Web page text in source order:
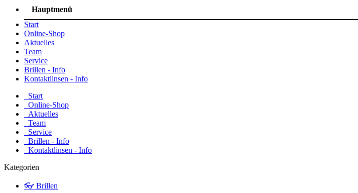
Hauptmenü
Start
Online-Shop
Aktuelles
Team
Service
Brillen - Info
Kontaktlinsen - Info
Start
Online-Shop
Aktuelles
Team
Service
Brillen - Info
Kontaktlinsen - Info
Kategorien
👓 Brillen